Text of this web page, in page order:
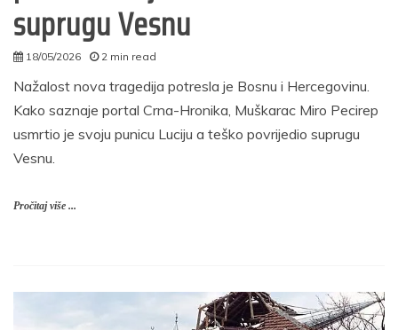
suprugu Vesnu
18/05/2026
2 min read
Nažalost nova tragedija potresla je Bosnu i Hercegovinu.
Kako saznaje portal Crna-Hronika, Muškarac Miro Pecirep
usmrtio je svoju punicu Luciju a teško povrijedio suprugu
Vesnu.
Pročitaj više ...